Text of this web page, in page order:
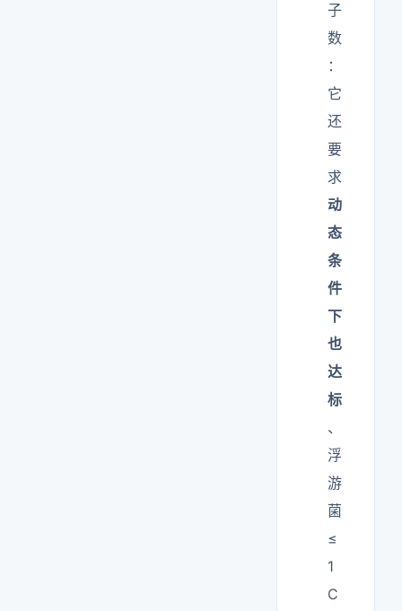
子
数
：
它
还
要
求
动
态
条
件
下
也
达
标
、
浮
游
菌
≤
1
C